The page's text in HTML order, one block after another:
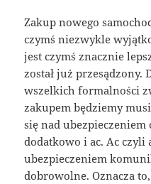
Zakup nowego
czymś niezwykle
jest czymś znacznie
został już
wszelkich formalności
zakupem będziemy
się nad
dodatkowo i ac. Ac czyli
ubezpieczeniem
dobrowolne. Oznacza